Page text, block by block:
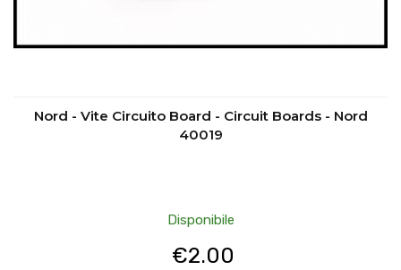
Nord - Vite Circuito Board - Circuit Boards - Nord
40019
Disponibile
€2.00